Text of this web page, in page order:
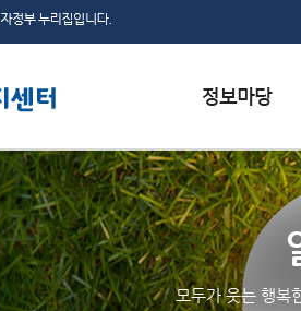
서식자료실
채용정보
인재정보
관련사이트
모두가 웃는 행복